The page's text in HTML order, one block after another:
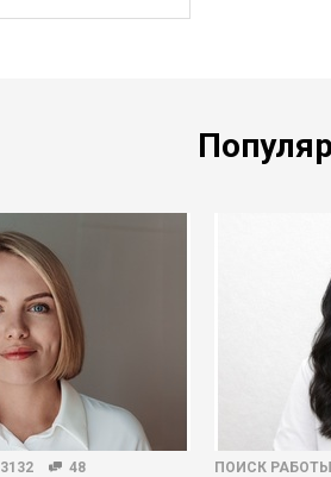
3132 48 ПОИСК РАБОТЫ